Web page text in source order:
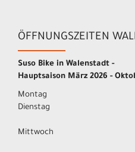
ÖFFNUNGSZEITEN
Suso Bike in Walenstadt -
Hauptsaison März 2026 -
Montag
Dienstag
Mittwoch